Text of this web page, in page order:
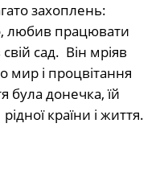
захоплень:
любив працювати
сад. Він мріяв
мир і процвітання
була донечка, їй
рідної країни і життя.